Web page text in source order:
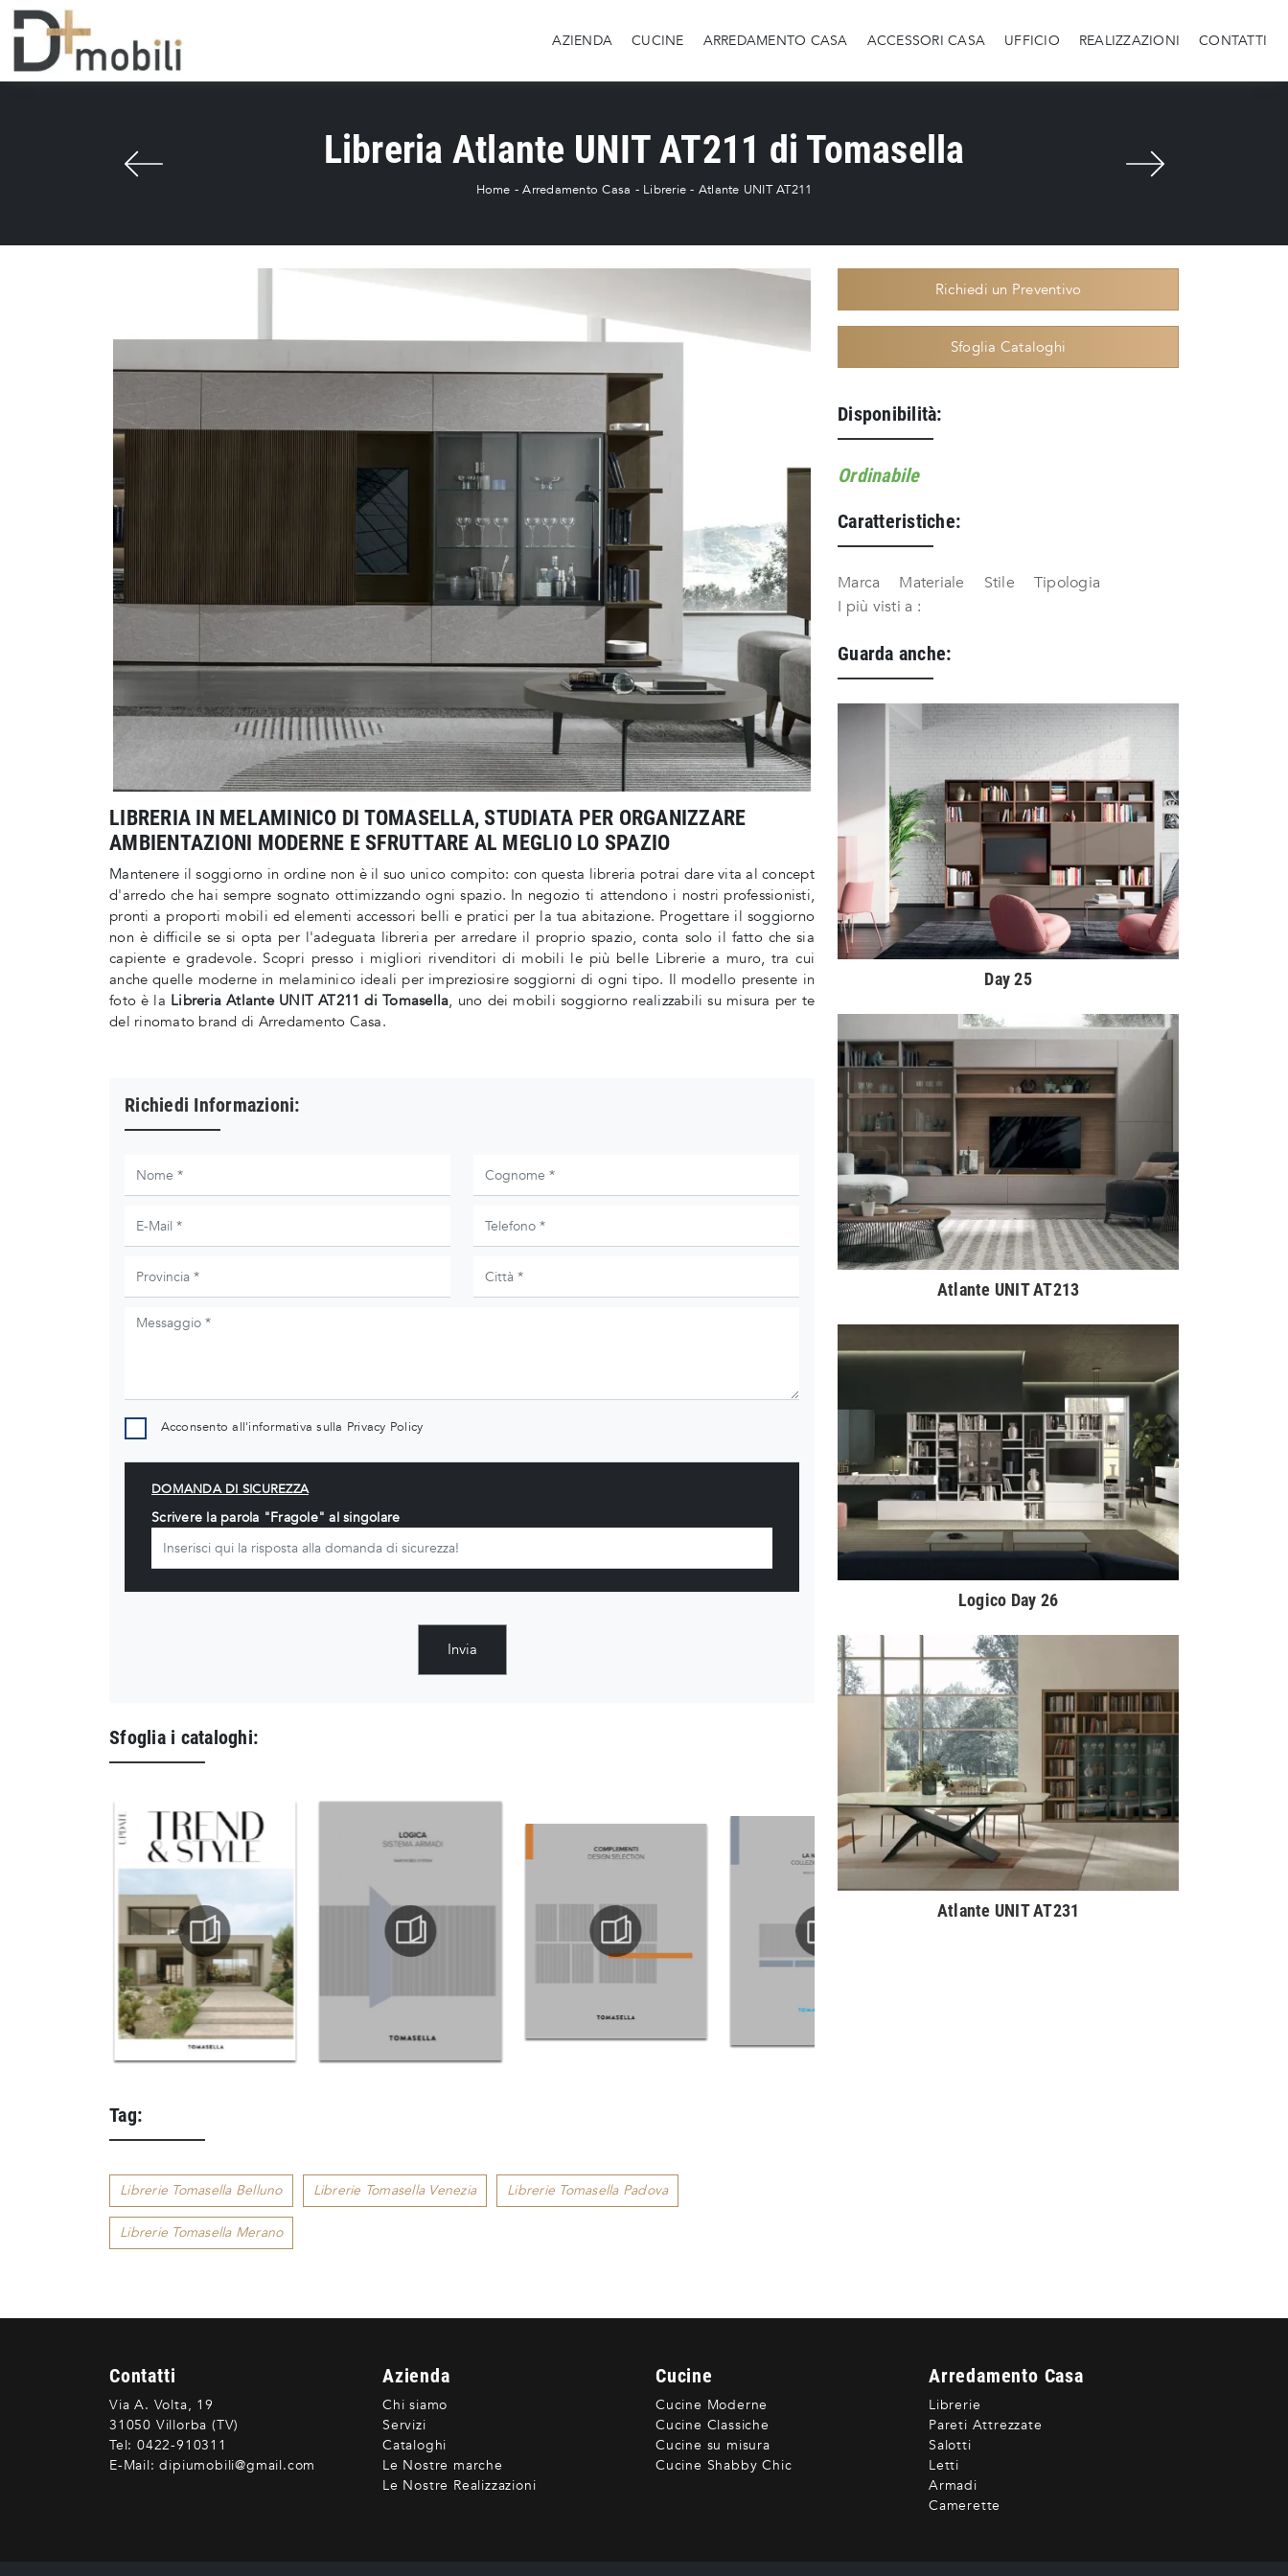
AZIENDA CUCINE ARREDAMENTO CASA ACCESSORI CASA UFFICIO REALIZZAZIONI CONTATTI
Libreria Atlante UNIT AT211 di Tomasella
Home -Arredamento Casa - Librerie - Atlante UNIT AT211
LIBRERIA IN MELAMINICO DI TOMASELLA, STUDIATA PER ORGANIZZARE
AMBIENTAZIONI MODERNE E SFRUTTARE AL MEGLIO LO SPAZIO
Mantenere il soggiorno in ordine non è il suo unico compito: con questa libreria potrai dare vita al concept
d'arredo che hai sempre sognato ottimizzando ogni spazio. In negozio ti attendono i nostri professionisti,
pronti a proporti mobili ed elementi accessori belli e pratici per la tua abitazione. Progettare il soggiorno
non è difficile se si opta per l'adeguata libreria per arredare il proprio spazio, conta solo il fatto che sia
capiente e gradevole. Scopri presso i migliori rivenditori di mobili le più belle Librerie a muro, tra cui
anche quelle moderne in melaminico ideali per impreziosire soggiorni di ogni tipo. Il modello presente in
foto è la Libreria Atlante UNIT AT211 di Tomasella, uno dei mobili soggiorno realizzabili su misura per te
del rinomato brand di Arredamento Casa.
Richiedi Informazioni:
Acconsento all'informativa sulla Privacy Policy
DOMANDA DI SICUREZZA
Scrivere la parola "Fragole" al singolare
Invia
Sfoglia i cataloghi:
Tag:
Librerie Tomasella Belluno Librerie Tomasella Venezia Librerie Tomasella Padova
Librerie Tomasella Merano
Richiedi un Preventivo
Sfoglia Cataloghi
Disponibilità:
Ordinabile
Caratteristiche:
Marca Materiale Stile
Tipologia
I più visti a :
Guarda anche:
Day 25
Atlante UNIT AT213
Logico Day 26
Atlante UNIT AT231
Contatti
Via A. Volta, 19
31050 Villorba (TV)
Tel: 0422-910311
E-Mail: dipiumobili@gmail.com
Azienda
Chi siamo
Servizi
Cataloghi
Le Nostre marche
Le Nostre Realizzazioni
Cucine
Cucine Moderne
Cucine Classiche
Cucine su misura
Cucine Shabby Chic
Arredamento Casa
Librerie
Pareti Attrezzate
Salotti
Letti
Armadi
Camerette